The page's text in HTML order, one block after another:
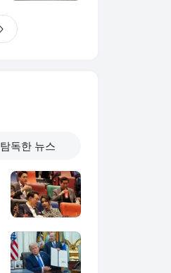
탐독한 뉴스